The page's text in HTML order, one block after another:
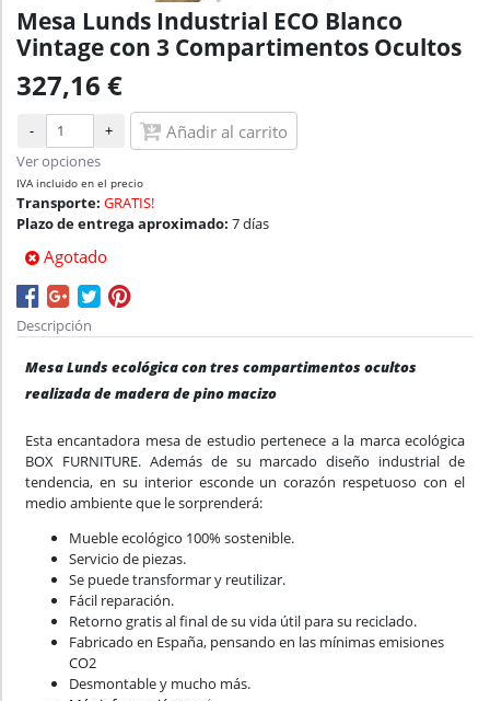
Mesa Lunds Industrial ECO Blanco
Vintage con 3 Compartimentos Ocultos
327,16 €
- + Añadir al carrito
Ver opciones
IVA incluido en el precio
Transporte: GRATIS!
Plazo de entrega aproximado: 7 días
Agotado
Descripción
Mesa Lunds ecológica con tres compartimentos ocultos
realizada de madera de pino macizo
Esta encantadora mesa de estudio pertenece a la marca ecológica
BOX FURNITURE. Además de su marcado diseño industrial de
tendencia, en su interior esconde un corazón respetuoso con el
medio ambiente que le sorprenderá:
Mueble ecológico 100% sostenible.
Servicio de piezas.
Se puede transformar y reutilizar.
Fácil reparación.
Retorno gratis al final de su vida útil para su reciclado.
Fabricado en España, pensando en las mínimas emisiones
CO2
Desmontable y mucho más.